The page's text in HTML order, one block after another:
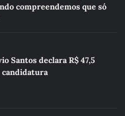
compreendemos que só
Santos declara R$ 47,5